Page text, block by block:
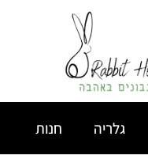
גלריה חנות